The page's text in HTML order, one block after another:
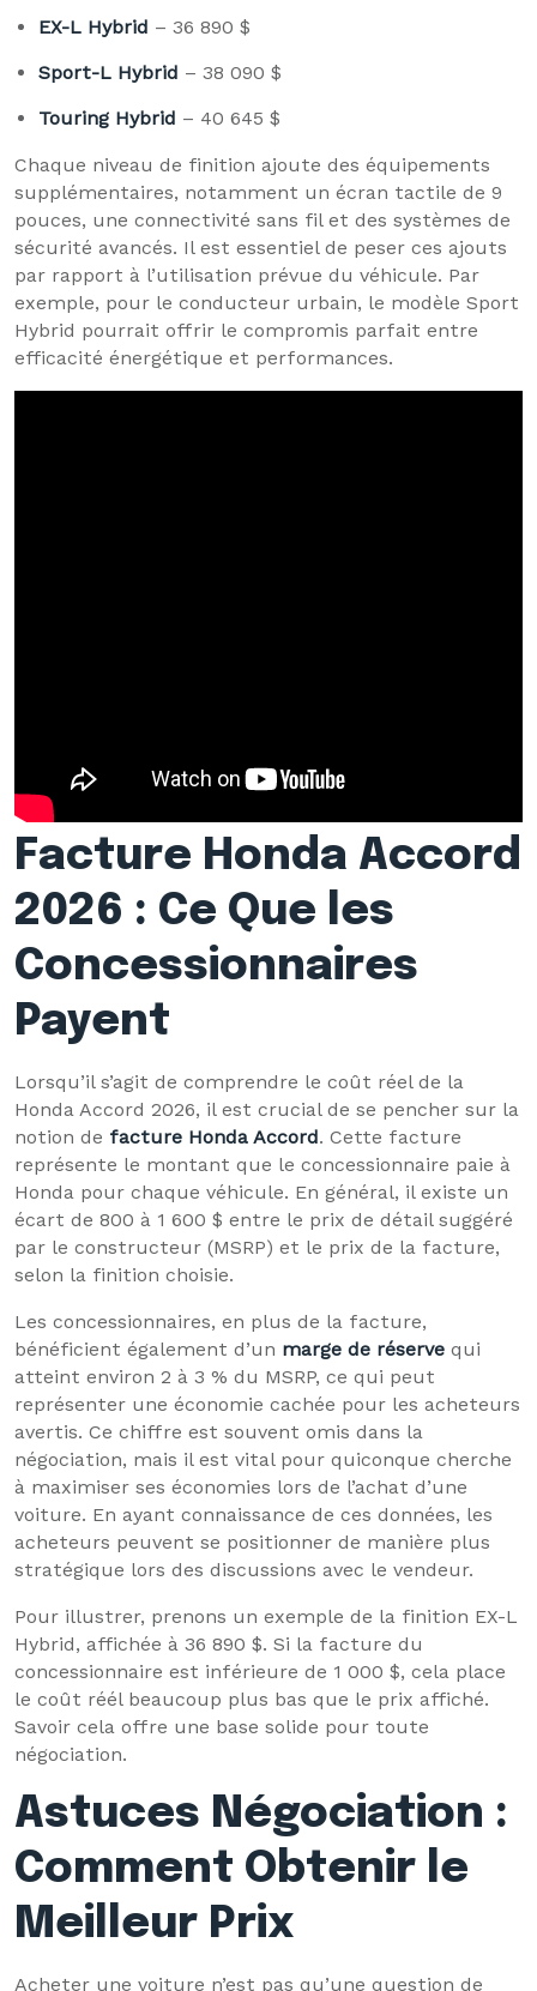
EX-L Hybrid – 36 890 $
Sport-L Hybrid – 38 090 $
Touring Hybrid – 40 645 $
Chaque niveau de finition ajoute des équipements
supplémentaires, notamment un écran tactile de 9
pouces, une connectivité sans fil et des systèmes de
sécurité avancés. Il est essentiel de peser ces ajouts
par rapport à l’utilisation prévue du véhicule. Par
exemple, pour le conducteur urbain, le modèle Sport
Hybrid pourrait offrir le compromis parfait entre
efficacité énergétique et performances.
Facture Honda Accord
2026 : Ce Que les
Concessionnaires
Payent
Lorsqu’il s’agit de comprendre le coût réel de la
Honda Accord 2026, il est crucial de se pencher sur la
notion de facture Honda Accord. Cette facture
représente le montant que le concessionnaire paie à
Honda pour chaque véhicule. En général, il existe un
écart de 800 à 1 600 $ entre le prix de détail suggéré
par le constructeur (MSRP) et le prix de la facture,
selon la finition choisie.
Les concessionnaires, en plus de la facture,
bénéficient également d’un marge de réserve qui
atteint environ 2 à 3 % du MSRP, ce qui peut
représenter une économie cachée pour les acheteurs
avertis. Ce chiffre est souvent omis dans la
négociation, mais il est vital pour quiconque cherche
à maximiser ses économies lors de l’achat d’une
voiture. En ayant connaissance de ces données, les
acheteurs peuvent se positionner de manière plus
stratégique lors des discussions avec le vendeur.
Pour illustrer, prenons un exemple de la finition EX-L
Hybrid, affichée à 36 890 $. Si la facture du
concessionnaire est inférieure de 1 000 $, cela place
le coût réél beaucoup plus bas que le prix affiché.
Savoir cela offre une base solide pour toute
négociation.
Astuces Négociation :
Comment Obtenir le
Meilleur Prix
Acheter une voiture n’est pas qu’une question de